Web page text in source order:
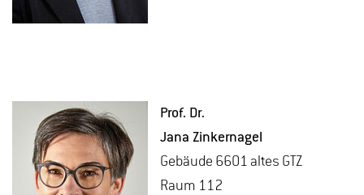
Prof. Dr.
Jana Zin­ker­na­gel
Ge­bäu­de 6601 altes GTZ
Raum 112